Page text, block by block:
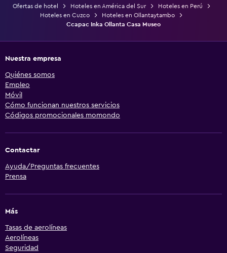
Ofertas de hotel Hoteles en América del Sur
Hoteles en Perú
Hoteles en Cuzco
Hoteles en Ollantaytambo
Ccapac Inka Ollanta Casa Museo
Nuestra empresa
Quiénes somos
Empleo
Móvil
Cómo funcionan nuestros servicios
Códigos promocionales momondo
Contactar
Ayuda/Preguntas frecuentes
Prensa
Más
Tasas de aerolíneas
Aerolíneas
Seguridad